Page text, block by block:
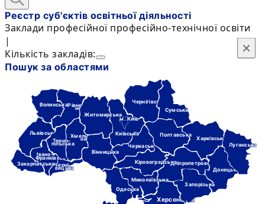
×
Реєстр суб'єктів освітньої діяльності
Заклади професійної професійно-технічної освіти
|
Кількість закладів:
Пошук за областями
Черкаська
Чернігівська
Черні-
вецька
Дніпропетровська
Донецька
Івано-
Франківська
Харківська
Херсонська
Хмель-
ницька
Кіровоградська
Київська
м. Київ
Луганська
Львівська
Миколаївська
Одеська
Полтавська
Рівне-
нська Сумська
Терно-
пільська
Вінницька
Волинська
Закарпатська
Запорізька
Житомирська
×